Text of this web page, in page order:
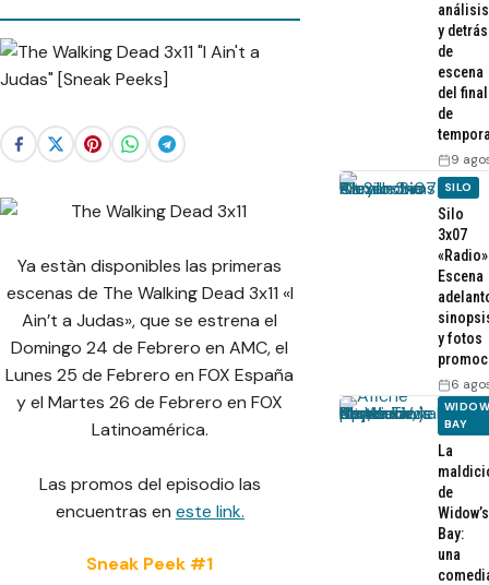
Ya estàn disponibles las primeras
escenas de The Walking Dead 3x11 «I
Ain’t a Judas», que se estrena el
Domingo 24 de Febrero en AMC, el
Lunes 25 de Febrero en FOX España
y el Martes 26 de Febrero en FOX
Latinoamérica.
Las promos del episodio las
encuentras en este link.
Sneak Peek #1
análisis
y detrás
de
escena
del final
de
9
SILO
Silo
3x07
Escena
y fotos
6
BAY
La
de
Widow’s
Bay:
una